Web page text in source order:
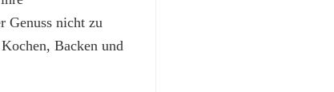
Genuss nicht zu
Backen und